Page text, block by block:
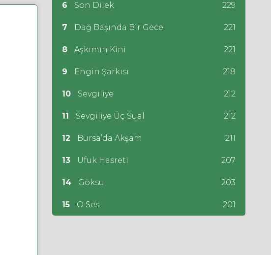
6 Son Dilek 229
7 Dağ Başında Bir Gece 221
8 Aşkımın Kini 221
9 Engin Şarkısı 218
10 Sevgiliye 212
11 Sevgiliye Üç Sual 212
12 Bursa’da Akşam 211
13 Ufuk Hasreti 207
14 Göksu 203
15 O Ses 201